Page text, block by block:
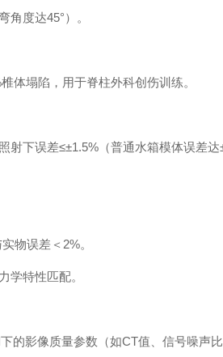
度达45°）。
塌陷，用于脊柱外科创伤训练。
下误差≤±1.5%（普通水箱模体误差达
物误差＜2%。
特性匹配。
影像质量参数（如CT值、信号噪声比